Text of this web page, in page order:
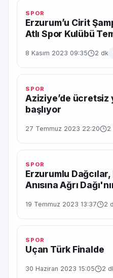
SPOR
Erzurum’u Cirit
Atlı Spor Kulübü
8 Kasım 2023 09:35 2 dk
SPOR
Aziziye’de ücretsiz
başlıyor
27 Temmuz 2023 22:20 2
SPOR
Erzurumlu
Anısına Ağrı
19 Temmuz 2023 13:37 2
SPOR
Uçan Türk Finalde
30 Haziran 2023 15:05 2